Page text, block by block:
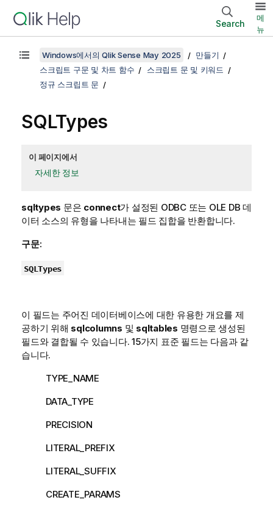
Search
메
뉴
Windows에서의 Qlik Sense May 2025
만들기
스크립트 구문 및 차트 함수
스크립트 문 및 키워드
정규 스크립트 문
SQLTypes
이 페이지에서
자세한 정보
sqltypes 문은 connect가 설정된 ODBC또는 OLE DB 데
이터 소스의 유형을 나타내는 필드 집합을 반환합니다.
구문:
SQLTypes
이 필드는 주어진 데이터베이스에 대한 유용한 개요를 제
공하기 위해 sqlcolumns 및 sqltables 명령으로 생성된
필드와 결합될 수 있습니다. 15가지 표준 필드는 다음과 같
습니다.
TYPE_NAME
DATA_TYPE
PRECISION
LITERAL_PREFIX
LITERAL_SUFFIX
CREATE_PARAMS